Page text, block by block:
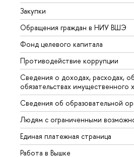
Закупки
Обращения граждан в НИУ ВШЭ
Фонд целевого капитала
Противодействие коррупции
Сведения о доходах, расходах,
обязательствах имущественного
Сведения об образовательной
Людям с ограниченными
Единая платежная страница
Работа в Вышке